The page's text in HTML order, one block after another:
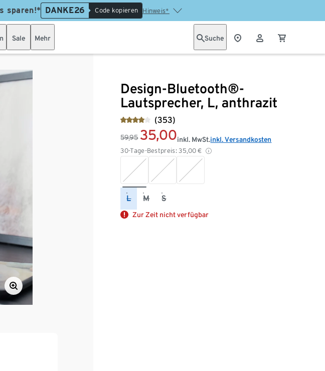
sparen!* DANKE26 Code kopieren Hinweis*
Sale Mehr Suche
Design-Bluetooth®-
Lautsprecher, L, anthrazit
(353)
59,95 35,00
30-Tage-Bestpreis: 35,00 €
inkl. MwSt.inkl. Versandkosten
L M S
Zur Zeit nicht verfügbar